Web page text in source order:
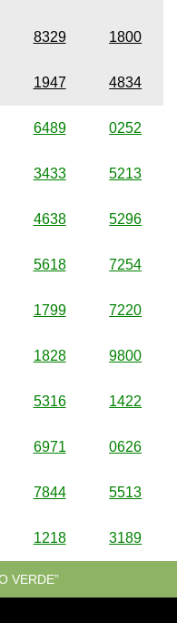
8329 1800
1947 4834
6489 0252
3433 5213
4638 5296
5618 7254
1799 7220
1828 9800
5316 1422
6971 0626
7844 5513
1218 3189
VERDE”